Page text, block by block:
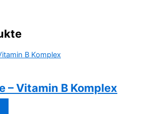
– Vitamin B Komplex